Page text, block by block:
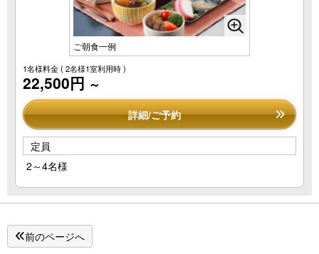
ご朝食一例
1名様料金( 2名様1室利用時 )
22,500円 ～
詳細/ご予約
定員
2～4名様
前のページへ